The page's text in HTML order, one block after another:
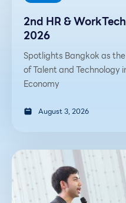
2nd HR &
2026
Spotlights Bangkok as
of Talent and Technology
Economy
August 3, 2026